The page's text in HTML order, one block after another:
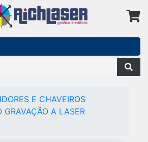
E CHAVEIROS
GRAVAÇÃO A LASER